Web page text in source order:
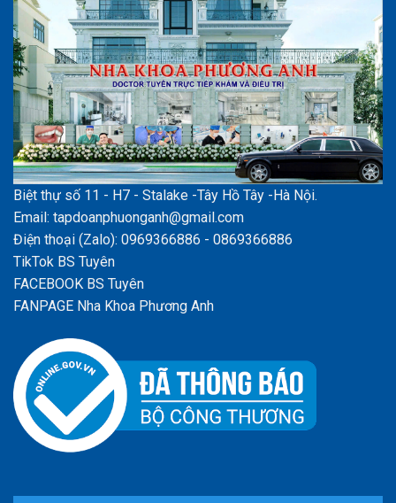
Biệt thự số 11 - H7 - Stalake -Tây Hồ Tây -Hà Nội.
Email: tapdoanphuonganh@gmail.com
Điện thoại (Zalo): 0969366886 - 0869366886
TikTok BS Tuyên
FACEBOOK BS Tuyên
FANPAGE Nha Khoa Phương Anh